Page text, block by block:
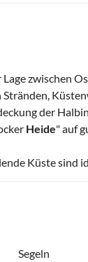
zwischen
der
Heide" auf
Küste sind
Segeln